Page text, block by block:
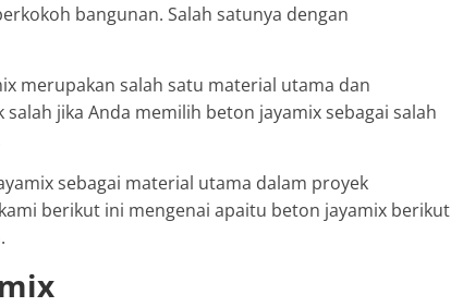
bangunan. Salah satunya dengan
merupakan salah satu material utama dan
jika Anda memilih beton jayamix sebagai salah
sebagai material utama dalam proyek
berikut ini mengenai apaitu beton jayamix berikut